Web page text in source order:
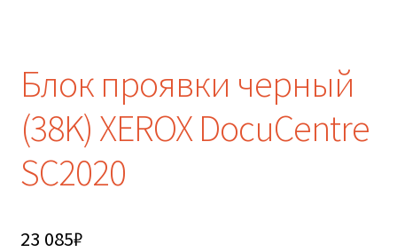
Блок проявки черный
(38K) XEROX DocuCentre
SC2020
23 085₽